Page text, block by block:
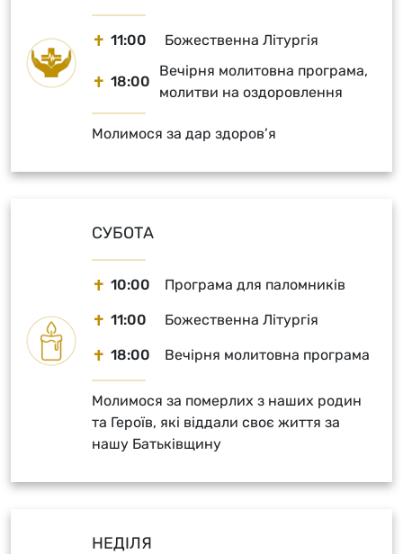
11:00 Божественна Літургія
18:00
Вечірня молитовна програма,
молитви на оздоровлення
Молимося за дар здоров’я
СУБОТА
10:00 Програма для паломників
11:00 Божественна Літургія
18:00 Вечірня молитовна програма
Молимося за померлих з наших родин
та Героїв, які віддали своє життя за
нашу Батьківщину
НЕДІЛЯ